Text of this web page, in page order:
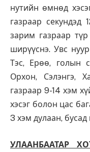
нутийн өмнөд
газраар секундэд
зарим газраар
ширүүснэ. Увс
Тэс, Ерөө, голын
Орхон, Сэлэнгэ,
газраар 9-14 хэм
хэсэг болон цас
3 хэм дулаан,
УЛААНБААТАР